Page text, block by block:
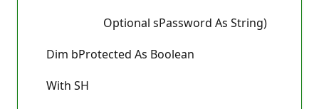
Optional sPassword As String)
Dim bProtected As Boolean
With SH